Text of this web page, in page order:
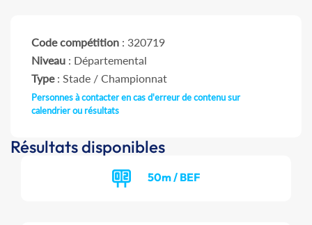
Code compétition : 320719
Niveau : Départemental
Type: Stade / Championnat
Personnes à contacter en cas d'erreur de contenu sur
calendrier ou résultats
Résultats disponibles
50m / BEF